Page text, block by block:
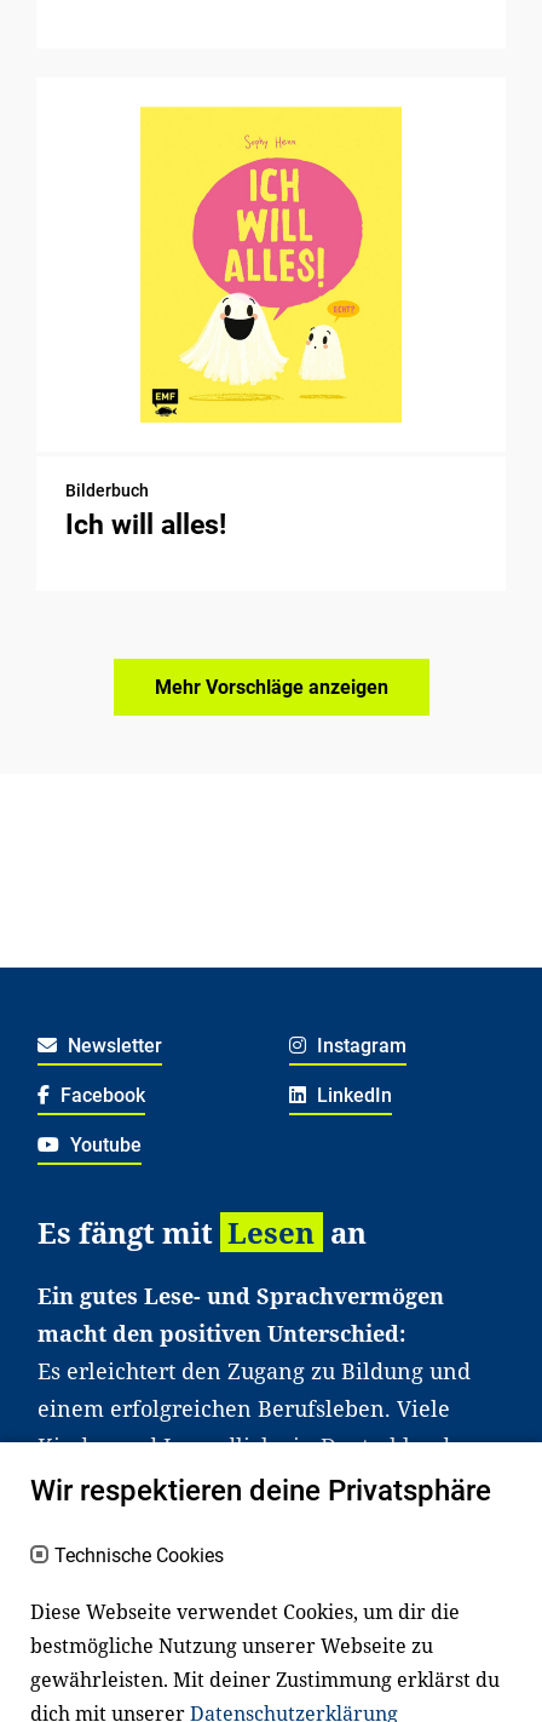
Bilderbuch
Ich will alles!
Mehr Vorschläge anzeigen
Newsletter Instagram
Facebook LinkedIn
Youtube
Es fängt mit Lesen an
Ein gutes Lese- und Sprachvermögen
macht den positiven Unterschied:
Es erleichtert den Zugang zu Bildung und
einem erfolgreichen Berufsleben. Viele
Kinder und Jugendliche in Deutschland
haben aber große Schwierigkeiten dabei.
an Familien sowie an Erzieher*innen,
Lehrer*innen und andere
Fachexpert*innen. Dafür arbeiten wir eng
mit Ministerien, wissenschaftlichen
Einrichtungen, Verbänden, Unternehmen
Wir respektieren deine Privatsphäre
Technische Cookies
Diese Webseite verwendet Cookies, um dir die
bestmögliche Nutzung unserer Webseite zu
gewährleisten. Mit deiner Zustimmung erklärst du
dich mit unsererDatenschutzerklärung